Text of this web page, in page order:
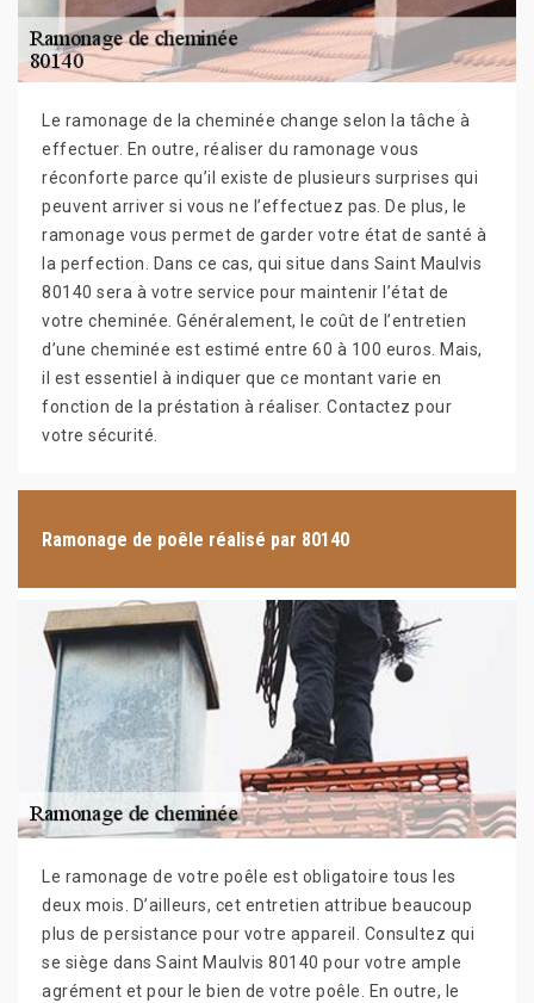
Le ramonage de la cheminée change selon la tâche à
effectuer. En outre, réaliser du ramonage vous
réconforte parce qu’il existe de plusieurs surprises qui
peuvent arriver si vous ne l’effectuez pas. De plus, le
ramonage vous permet de garder votre état de santé à
la perfection. Dans ce cas, qui situe dans Saint Maulvis
80140 sera à votre service pour maintenir l’état de
votre cheminée. Généralement, le coût de l’entretien
d’une cheminée est estimé entre 60 à 100 euros. Mais,
il est essentiel à indiquer que ce montant varie en
fonction de la préstation à réaliser. Contactez pour
votre sécurité.
Ramonage de poêle réalisé par 80140
Le ramonage de votre poêle est obligatoire tous les
deux mois. D’ailleurs, cet entretien attribue beaucoup
plus de persistance pour votre appareil. Consultez qui
se siège dans Saint Maulvis 80140 pour votre ample
agrément et pour le bien de votre poêle. En outre, le